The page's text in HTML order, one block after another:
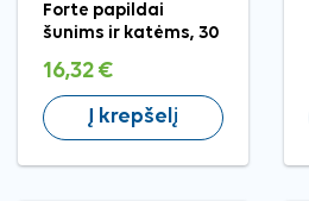
Forte papildai
šunims ir katėms, 30
16,32 €
Į krepšelį